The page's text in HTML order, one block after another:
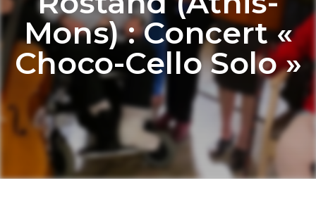
Mons) : Concert «
Choco-Cello Solo »